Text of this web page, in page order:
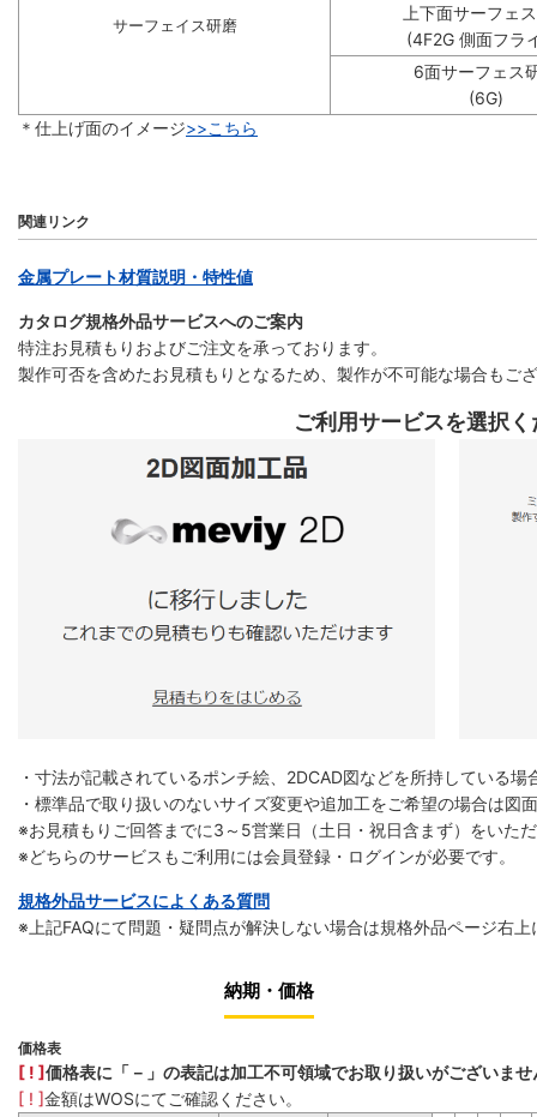
サーフェイス研磨
上下面サーフェ
(4F2G 側面フラ
6面サーフェス
(6G)
＊仕上げ面のイメージ>>こちら
関連リンク
金属プレート材質説明・特性値
カタログ規格外品サービスへのご案内
特注お見積もりおよびご注文を承っております。
製作可否を含めたお見積もりとなるため、製作が不可能な場合もご
ご利用サービスを選択
・寸法が記載されているポンチ絵、2DCAD図などを所持している場
・標準品で取り扱いのないサイズ変更や追加工をご希望の場合は図
※お見積もりご回答までに3～5営業日（土日・祝日含まず）をいた
※どちらのサービスもご利用には会員登録・ログインが必要です。
規格外品サービスによくある質問
※上記FAQにて問題・疑問点が解決しない場合は規格外品ページ右上
納期・価格
価格表
[ ! ]価格表に「－」の表記は加工不可領域でお取り扱いがございませ
[ ! ]金額はWOSにてご確認ください。